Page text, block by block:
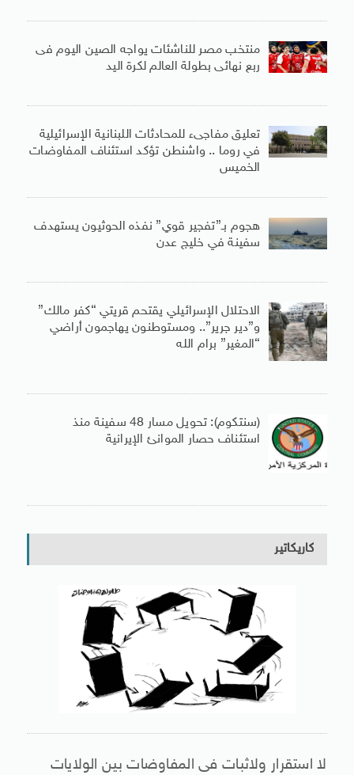
منتخب مصر للناشئات يواجه الصين اليوم فى
ربع نهائى بطولة العالم لكرة اليد
تعليق مفاجىء للمحادثات اللبنانية الإسرائيلية
في روما .. واشنطن تؤكد استئناف المفاوضات
الخميس
هجوم بـ”تفجير قوي” نفذه الحوثيون يستهدف
سفينة في خليج عدن
الاحتلال الإسرائيلي يقتحم قريتي “كفر مالك”
و”دير جرير”.. ومستوطنون يهاجمون أراضي
“المغير” برام الله
(سنتكوم): تحويل مسار 48 سفينة منذ
استئناف حصار الموانئ الإيرانية
كاريكاتير
لا استقرار ولاثبات فى المفاوضات بين الولايات